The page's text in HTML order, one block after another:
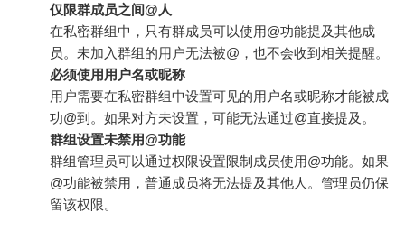
仅限群成员之间@人
在私密群组中，只有群成员可以使用@功能提及其他成
员。未加入群组的用户无法被@，也不会收到相关提醒。
必须使用用户名或昵称
用户需要在私密群组中设置可见的用户名或昵称才能被成
功@到。如果对方未设置，可能无法通过@直接提及。
群组设置未禁用@功能
群组管理员可以通过权限设置限制成员使用@功能。如果
@功能被禁用，普通成员将无法提及其他人。管理员仍保
留该权限。